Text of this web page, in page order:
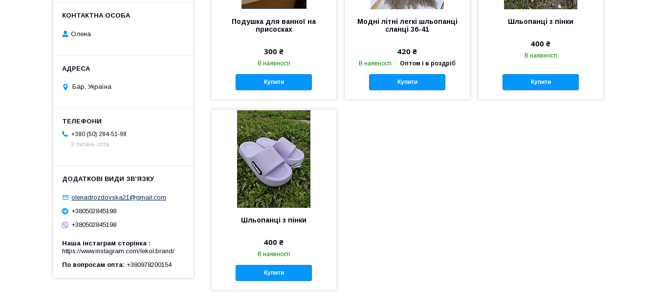
Подушка для ванної на
присосках
300 ₴
В наявності
Купити
Модні літні легкі шльопанці
сланці 36-41
420 ₴
В наявності Оптом і в роздріб
Купити
Шльопанці з пінки
400 ₴
В наявності
Купити
Шльопанці з пінки
400 ₴
В наявності
Купити
Олена
Бар, Україна
+380 (50) 284-51-98
З питань опта
olenadrozdovska21@gmail.com
+380502845198
+380502845198
Наша інстаграм сторінка
https://www.instagram.com/lekol.brand/
По вопросам опта +380978200154